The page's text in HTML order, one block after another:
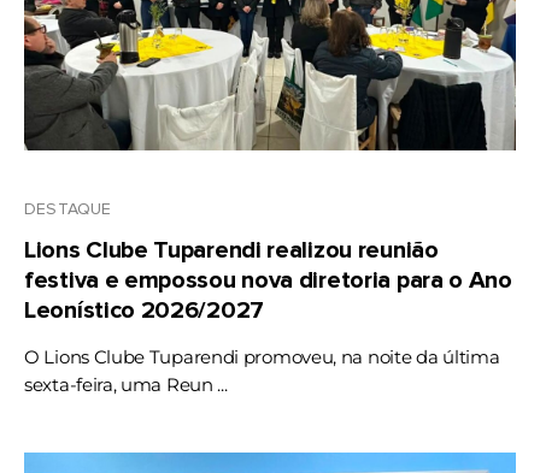
DESTAQUE
Lions Clube Tuparendi realizou reunião
festiva e empossou nova diretoria para o Ano
Leonístico 2026/2027
O Lions Clube Tuparendi promoveu, na noite da última
sexta-feira, uma Reun ...